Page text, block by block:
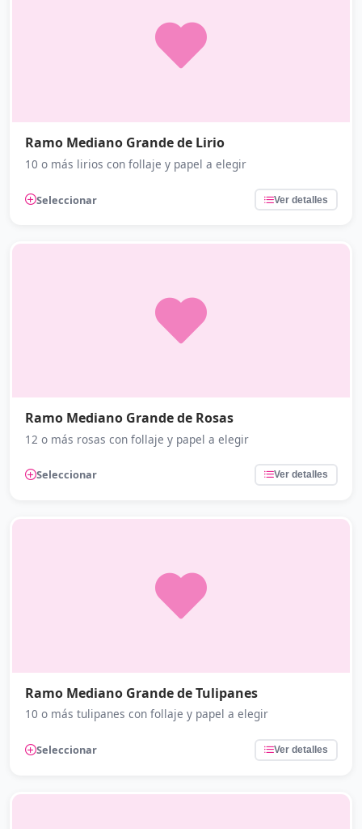
Ramo Mediano Grande de Lirio
10 o más lirios con follaje y papel a elegir
Seleccionar Ver detalles
Ramo Mediano Grande de Rosas
12 o más rosas con follaje y papel a elegir
Seleccionar Ver detalles
Ramo Mediano Grande de Tulipanes
10 o más tulipanes con follaje y papel a elegir
Seleccionar Ver detalles